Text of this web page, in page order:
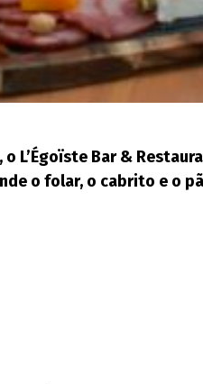
o L’Égoïste Bar &
o folar, o cabrito e o